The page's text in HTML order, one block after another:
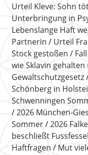
Urteil Kleve: Sohn
Unterbringung in
Lebenslange Haft
Partnerin
Urteil
Stock gestoßen
wie Sklavin
Gewaltschutzgesetz
Schönberg in
Schwenningen
2026 München-
Sommer
2026
beschließt
Haftfragen
Mut